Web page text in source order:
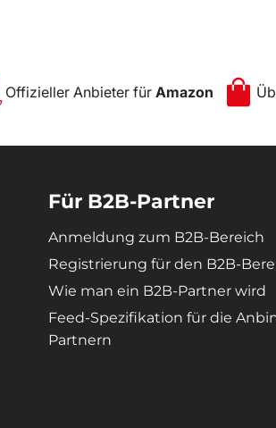
Offizieller Anbieter für Amazon
Für B2B-Partner
Anmeldung zum B2B-Bereich
Registrierung für den B2B-
Wie man ein B2B-Partner wird
Feed-Spezifikation für die
Partnern